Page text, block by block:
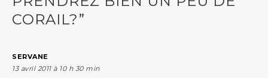
CORAIL?”
SERVANE
13 avril 2011 à 10 h 30 min